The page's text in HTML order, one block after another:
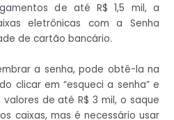
de até R$ 1,5 mil, a
eletrônicas com a Senha
de cartão bancário.
a senha, pode obtê-la na
clicar em “esqueci a senha” e
de até R$ 3 mil, o saque
caixas, mas é necessário usar